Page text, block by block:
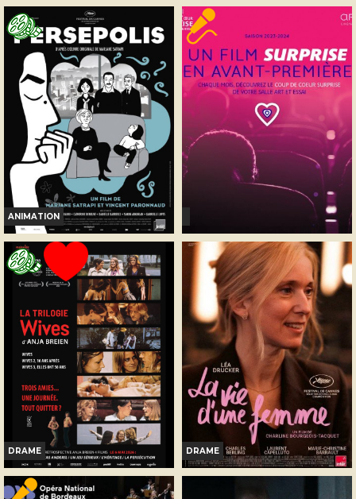
ENTRE CIEL ET TERRE
Horaires et Infos
Bande-annonce
Réservation
TOUT PUBLIC
WIVES 2, DIX ANS APRÈS
Horaires et Infos
Bande-annonce
Réservation
TOUT PUBLIC
ANIMATION
PERSEPOLIS
Horaires et Infos
Bande-annonce
Réservation
TOUT PUBLIC
AVANT-PREMIERE SURPRISE
Horaires et Infos
Bande-annonce
Réservation
TOUT PUBLIC
DRAME
WIVES 3, ELLES ONT 50 ANS !
DRAME